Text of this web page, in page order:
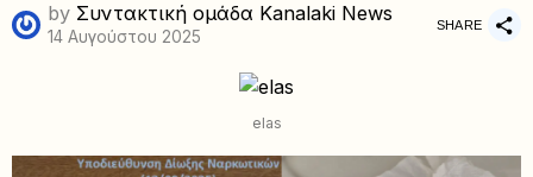
by Συντακτική ομάδα Kanalaki News
14 Αυγούστου 2025
SHARE
elas